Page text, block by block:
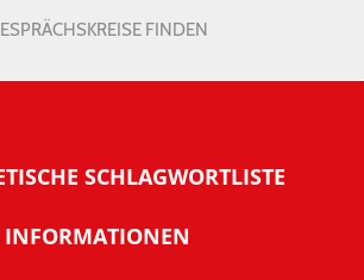
FINDEN
SCHLAGWORTLISTE
INFORMATIONEN